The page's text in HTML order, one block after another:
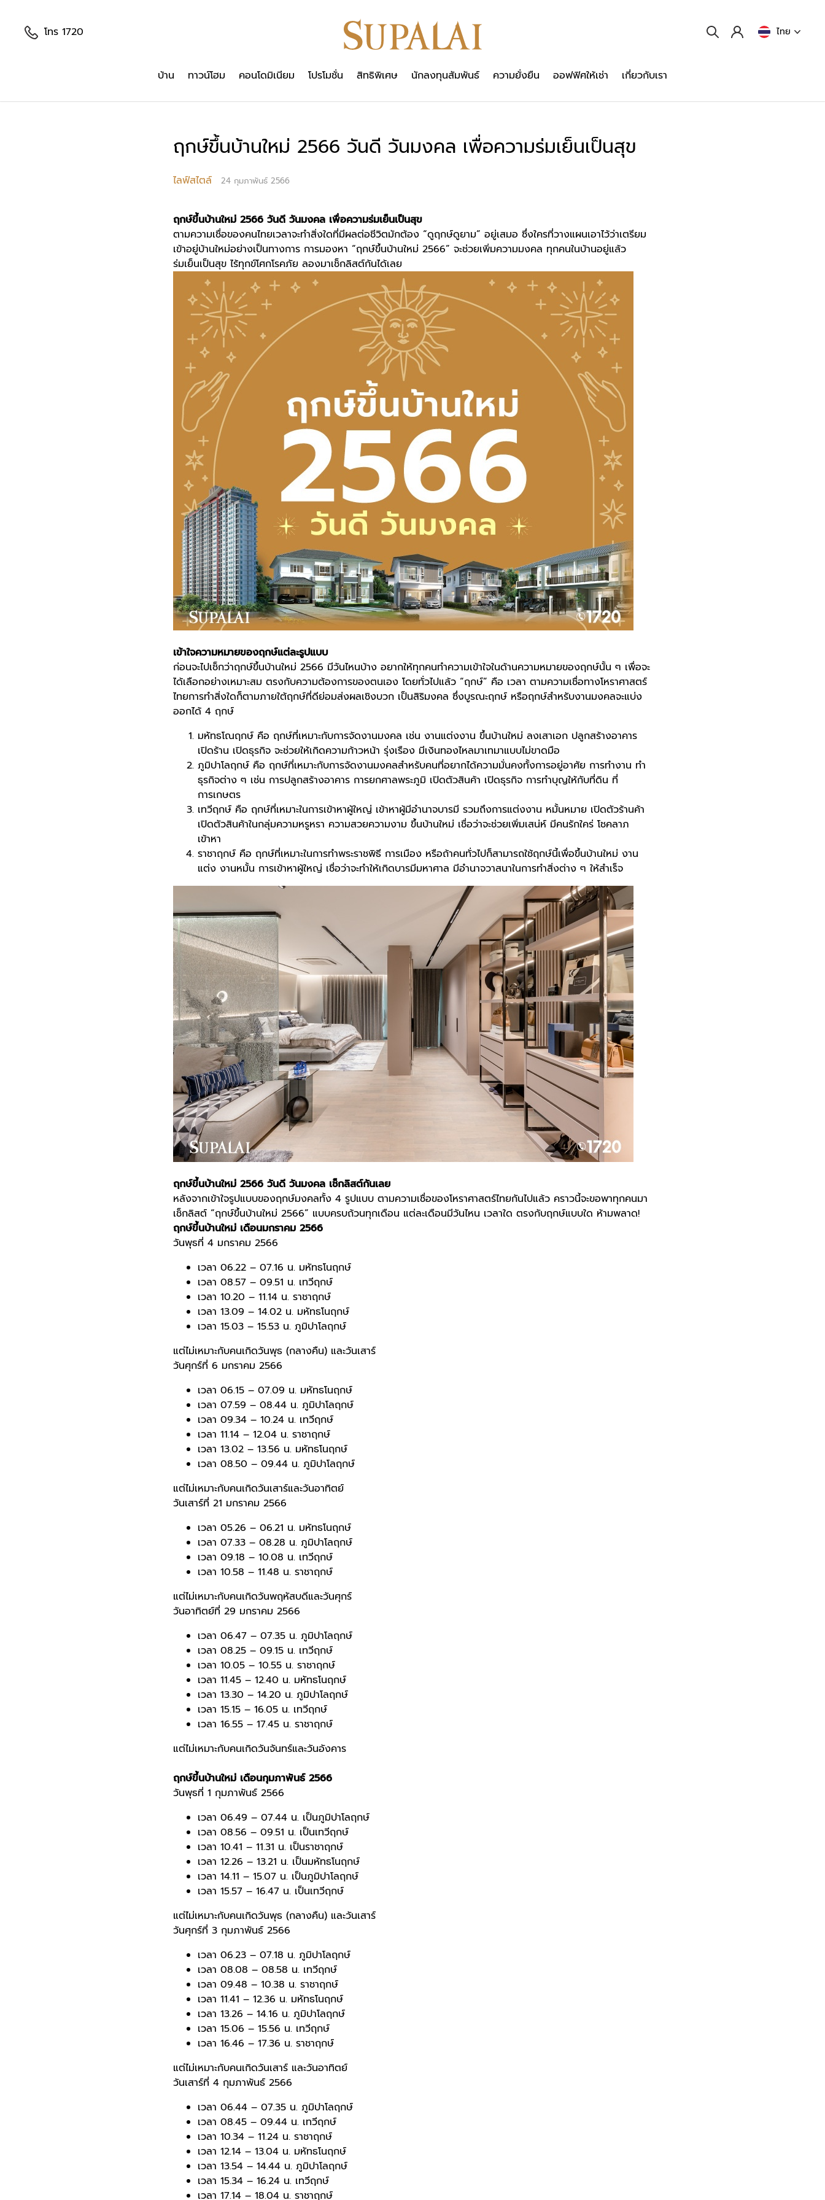
โทร 1720
บ้าน ทาวน์โฮม คอนโดมิเนียม โปรโมชั่น สิทธิพิเศษ นักลงทุนสัมพันธ์ ความยั่งยืน ออฟฟิศให้เช่า เกี่ยวกับเรา
ไทย
ฤกษ์ขึ้นบ้านใหม่ 2566 วันดี วันมงคล เพื่อความร่มเย็นเป็นสุข
ไลฟ์สไตล์ 24 กุมภาพันธ์ 2566
ฤกษ์ขึ้นบ้านใหม่ 2566 วันดี วันมงคล เพื่อความร่มเย็นเป็นสุข
ตามความเชื่อของคนไทยเวลาจะทำสิ่งใดที่มีผลต่อชีวิตมักต้อง “ดูฤกษ์ดูยาม” อยู่เสมอ ซึ่งใครที่วางแผนเอาไว้ว่าเตรียม
เข้าอยู่บ้านใหม่อย่างเป็นทางการ การมองหา “ฤกษ์ขึ้นบ้านใหม่ 2566” จะช่วยเพิ่มความมงคล ทุกคนในบ้านอยู่แล้ว
ร่มเย็นเป็นสุข ไร้ทุกข์โศกโรคภัย ลองมาเช็กลิสต์กันได้เลย
เข้าใจความหมายของฤกษ์แต่ละรูปแบบ
ก่อนจะไปเช็กว่าฤกษ์ขึ้นบ้านใหม่ 2566 มีวันไหนบ้าง อยากให้ทุกคนทำความเข้าใจในด้านความหมายของฤกษ์นั้น ๆ เพื่อจะ
ได้เลือกอย่างเหมาะสม ตรงกับความต้องการของตนเอง โดยทั่วไปแล้ว “ฤกษ์” คือ เวลา ตามความเชื่อทางโหราศาสตร์
ไทยการทำสิ่งใดก็ตามภายใต้ฤกษ์ที่ดีย่อมส่งผลเชิงบวก เป็นสิริมงคล ซึ่งบูรณะฤกษ์ หรือฤกษ์สำหรับงานมงคลจะแบ่ง
ออกได้ 4 ฤกษ์
มหัทธโณฤกษ์ คือ ฤกษ์ที่เหมาะกับการจัดงานมงคล เช่น งานแต่งงาน ขึ้นบ้านใหม่ ลงเสาเอก ปลูกสร้างอาคาร
เปิดร้าน เปิดธุรกิจ จะช่วยให้เกิดความก้าวหน้า รุ่งเรือง มีเงินทองไหลมาเทมาแบบไม่ขาดมือ
ภูมิปาโลฤกษ์ คือ ฤกษ์ที่เหมาะกับการจัดงานมงคลสำหรับคนที่อยากได้ความมั่นคงทั้งการอยู่อาศัย การทำงาน ทำ
ธุรกิจต่าง ๆ เช่น การปลูกสร้างอาคาร การยกศาลพระภูมิ เปิดตัวสินค้า เปิดธุรกิจ การทำบุญให้กับที่ดิน ที่
การเกษตร
เทวีฤกษ์ คือ ฤกษ์ที่เหมาะในการเข้าหาผู้ใหญ่ เข้าหาผู้มีอำนาจบารมี รวมถึงการแต่งงาน หมั้นหมาย เปิดตัวร้านค้า
เปิดตัวสินค้าในกลุ่มความหรูหรา ความสวยความงาม ขึ้นบ้านใหม่ เชื่อว่าจะช่วยเพิ่มเสน่ห์ มีคนรักใคร่ โชคลาภ
เข้าหา
ราชาฤกษ์ คือ ฤกษ์ที่เหมาะในการทำพระราชพิธี การเมือง หรือถ้าคนทั่วไปก็สามารถใช้ฤกษ์นี้เพื่อขึ้นบ้านใหม่ งาน
แต่ง งานหมั้น การเข้าหาผู้ใหญ่ เชื่อว่าจะทำให้เกิดบารมีมหาศาล มีอำนาจวาสนาในการทำสิ่งต่าง ๆ ให้สำเร็จ
ฤกษ์ขึ้นบ้านใหม่ 2566 วันดี วันมงคล เช็กลิสต์กันเลย
หลังจากเข้าใจรูปแบบของฤกษ์มงคลทั้ง 4 รูปแบบ ตามความเชื่อของโหราศาสตร์ไทยกันไปแล้ว คราวนี้จะขอพาทุกคนมา
เช็กลิสต์ “ฤกษ์ขึ้นบ้านใหม่ 2566” แบบครบถ้วนทุกเดือน แต่ละเดือนมีวันไหน เวลาใด ตรงกับฤกษ์แบบใด ห้ามพลาด!
ฤกษ์ขึ้นบ้านใหม่ เดือนมกราคม 2566
วันพุธที่ 4 มกราคม 2566
เวลา 06.22 – 07.16 น. มหัทธโนฤกษ์
เวลา 08.57 – 09.51 น. เทวีฤกษ์
เวลา 10.20 – 11.14 น. ราชาฤกษ์
เวลา 13.09 – 14.02 น. มหัทธโนฤกษ์
เวลา 15.03 – 15.53 น. ภูมิปาโลฤกษ์
แต่ไม่เหมาะกับคนเกิดวันพุธ (กลางคืน) และวันเสาร์
วันศุกร์ที่ 6 มกราคม 2566
เวลา 06.15 – 07.09 น. มหัทธโนฤกษ์
เวลา 07.59 – 08.44 น. ภูมิปาโลฤกษ์
เวลา 09.34 – 10.24 น. เทวีฤกษ์
เวลา 11.14 – 12.04 น. ราชาฤกษ์
เวลา 13.02 – 13.56 น. มหัทธโนฤกษ์
เวลา 08.50 – 09.44 น. ภูมิปาโลฤกษ์
แต่ไม่เหมาะกับคนเกิดวันเสาร์และวันอาทิตย์
วันเสาร์ที่ 21 มกราคม 2566
เวลา 05.26 – 06.21 น. มหัทธโนฤกษ์
เวลา 07.33 – 08.28 น. ภูมิปาโลฤกษ์
เวลา 09.18 – 10.08 น. เทวีฤกษ์
เวลา 10.58 – 11.48 น. ราชาฤกษ์
แต่ไม่เหมาะกับคนเกิดวันพฤหัสบดีและวันศุกร์
วันอาทิตย์ที่ 29 มกราคม 2566
เวลา 06.47 – 07.35 น. ภูมิปาโลฤกษ์
เวลา 08.25 – 09.15 น. เทวีฤกษ์
เวลา 10.05 – 10.55 น. ราชาฤกษ์
เวลา 11.45 – 12.40 น. มหัทธโนฤกษ์
เวลา 13.30 – 14.20 น. ภูมิปาโลฤกษ์
เวลา 15.15 – 16.05 น. เทวีฤกษ์
เวลา 16.55 – 17.45 น. ราชาฤกษ์
แต่ไม่เหมาะกับคนเกิดวันจันทร์และวันอังคาร
ฤกษ์ขึ้นบ้านใหม่ เดือนกุมภาพันธ์ 2566
วันพุธที่ 1 กุมภาพันธ์ 2566
เวลา 06.49 – 07.44 น. เป็นภูมิปาโลฤกษ์
เวลา 08.56 – 09.51 น. เป็นเทวีฤกษ์
เวลา 10.41 – 11.31 น. เป็นราชาฤกษ์
เวลา 12.26 – 13.21 น. เป็นมหัทธโนฤกษ์
เวลา 14.11 – 15.07 น. เป็นภูมิปาโลฤกษ์
เวลา 15.57 – 16.47 น. เป็นเทวีฤกษ์
แต่ไม่เหมาะกับคนเกิดวันพุธ (กลางคืน) และวันเสาร์
วันศุกร์ที่ 3 กุมภาพันธ์ 2566
เวลา 06.23 – 07.18 น. ภูมิปาโลฤกษ์
เวลา 08.08 – 08.58 น. เทวีฤกษ์
เวลา 09.48 – 10.38 น. ราชาฤกษ์
เวลา 11.41 – 12.36 น. มหัทธโนฤกษ์
เวลา 13.26 – 14.16 น. ภูมิปาโลฤกษ์
เวลา 15.06 – 15.56 น. เทวีฤกษ์
เวลา 16.46 – 17.36 น. ราชาฤกษ์
แต่ไม่เหมาะกับคนเกิดวันเสาร์ และวันอาทิตย์
วันเสาร์ที่ 4 กุมภาพันธ์ 2566
เวลา 06.44 – 07.35 น. ภูมิปาโลฤกษ์
เวลา 08.45 – 09.44 น. เทวีฤกษ์
เวลา 10.34 – 11.24 น. ราชาฤกษ์
เวลา 12.14 – 13.04 น. มหัทธโนฤกษ์
เวลา 13.54 – 14.44 น. ภูมิปาโลฤกษ์
เวลา 15.34 – 16.24 น. เทวีฤกษ์
เวลา 17.14 – 18.04 น. ราชาฤกษ์